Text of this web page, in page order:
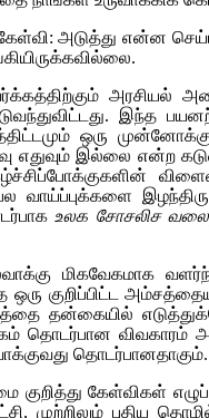
அடுத்து என்ன
அரசியல்
இந்த
ஒரு
எதுவும் இல்லை என்ற
பல வாய்ப்புக்களை
உலக சோசலிச
மிகவேகமாக
ஒரு குறிப்பிட்ட
தன்கையில்
தொடர்பான
தொடர்பானதாகும்.
கேள்விகள்
முற்றிலும் புதிய